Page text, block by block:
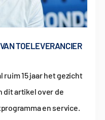
TOELEVERANCIER
ruim 15 jaar het gezicht
dit artikel over de
en service.